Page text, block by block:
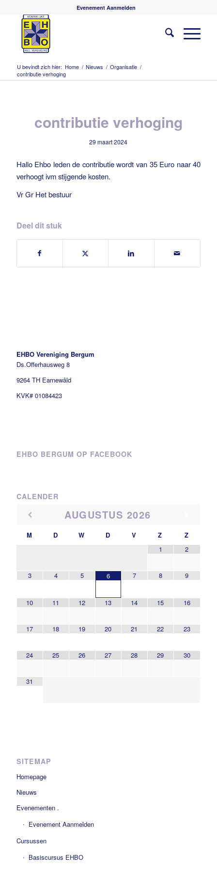
Evenement Aanmelden
U bevindt zich hier: Home / Nieuws / Organisatie /
contributie verhoging
contributie verhoging
29 maart 2024
Hallo Ehbo leden de contributie wordt van 35 Euro naar 40
verhoogt ivm stijgende kosten.
Vr Gr Het bestuur
Deel dit stuk
EHBO Vereniging Bergum
Ds.Offerhausweg 8
9264 TH Earnewâld
KVK# 01084423
EHBO BERGUM OP FACEBOOK
CALENDER
AUGUSTUS 2026
M D W D V Z
Z
1
2
3 4 5 6 7 8 9
10 11 12 13 14 15 16
17 18 19 20 21 22 23
24 25 26 27 28 29 30
31
SITEMAP
Homepage
Nieuws
Evenementen .
Evenement Aanmelden
Cursussen
Basiscursus EHBO